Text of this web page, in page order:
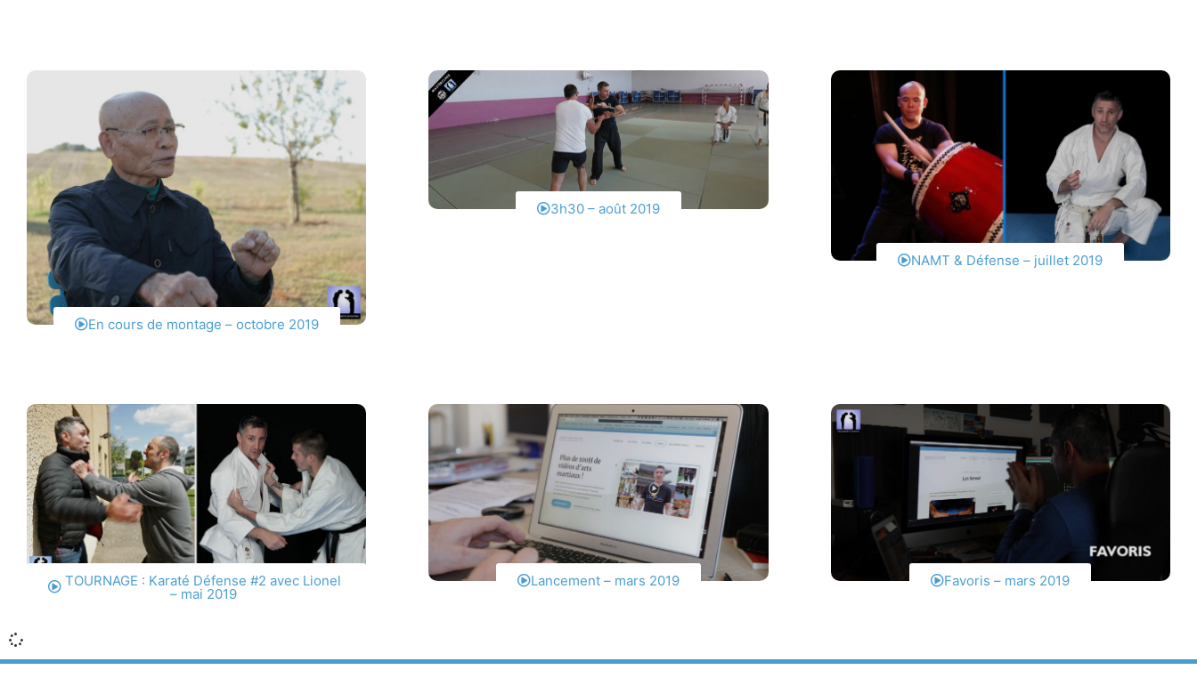
En cours de montage – octobre 2019
3h30 – août 2019
NAMT & Défense – juillet 2019
TOURNAGE : Karaté Défense #2 avec Lionel
– mai 2019
Lancement – mars 2019 Favoris – mars 2019